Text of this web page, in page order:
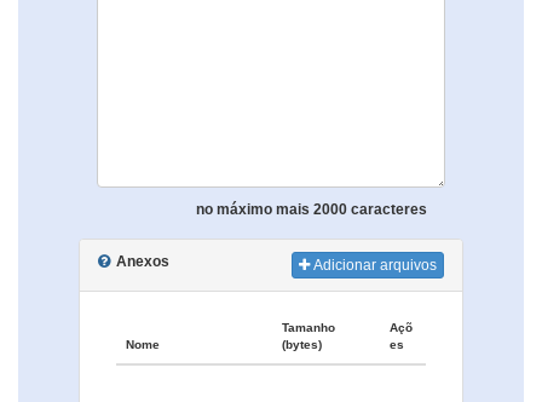
no máximo mais 2000 caracteres
Anexos Adicionar arquivos
Nome
Tamanho
(bytes)
Açõ
es